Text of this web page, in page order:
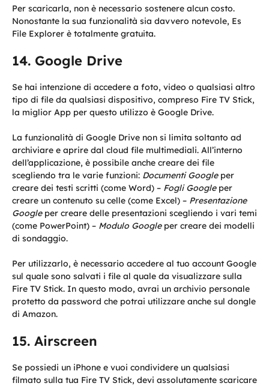
Per scaricarla, non è necessario sostenere alcun costo.
Nonostante la sua funzionalità sia davvero notevole, Es
File Explorer è totalmente gratuita.
Google Drive
Se hai intenzione di accedere a foto, video o qualsiasi altro
tipo di file da qualsiasi dispositivo, compreso Fire TV Stick,
la miglior App per questo utilizzo è Google Drive.
La funzionalità di Google Drive non si limita soltanto ad
archiviare e aprire dal cloud file multimediali. All’interno
dell’applicazione, è possibile anche creare dei file
scegliendo tra le varie funzioni: Documenti Googleper
creare dei testi scritti (come Word) – Fogli Googleper
creare un contenuto su celle (come Excel) – Presentazione
Googleper creare delle presentazioni scegliendo i vari temi
(come PowerPoint) – Modulo Google per creare dei modelli
di sondaggio.
Per utilizzarlo, è necessario accedere al tuo account Google
sul quale sono salvati i file al quale da visualizzare sulla
Fire TV Stick. In questo modo, avrai un archivio personale
protetto da password che potrai utilizzare anche sul dongle
di Amazon.
Airscreen
Se possiedi un iPhone e vuoi condividere un qualsiasi
filmato sulla tua Fire TV Stick, devi assolutamente scaricare